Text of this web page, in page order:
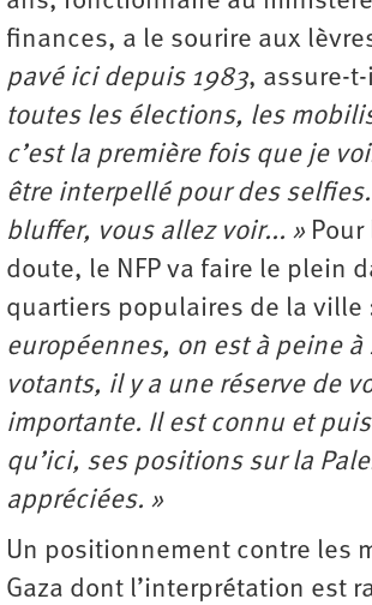
finances, a le sourire aux
pavé ici depuis 1983, assure-
toutes les élections, les
c’est la première fois que je
être interpellé pour des
bluffer, vous allez voir... »
doute, le NFP va faire le plein
quartiers populaires de la ville
européennes, on est à peine à
votants, il y a une réserve de
importante. Il est connu et
qu’ici, ses positions sur la
appréciées. »
Un positionnement contre les
Gaza dont l’interprétation est